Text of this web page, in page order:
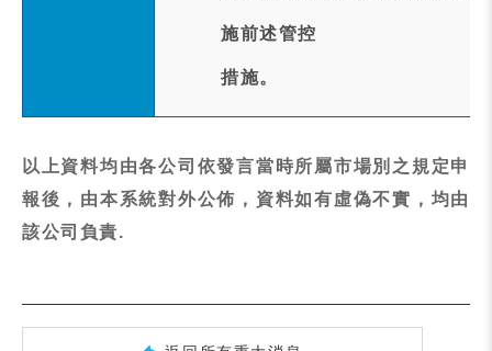
施前述管控
措施。
以上資料均由各公司依發言當時所屬市場別之規定申
報後，由本系統對外公佈，資料如有虛偽不實，均由
該公司負責.